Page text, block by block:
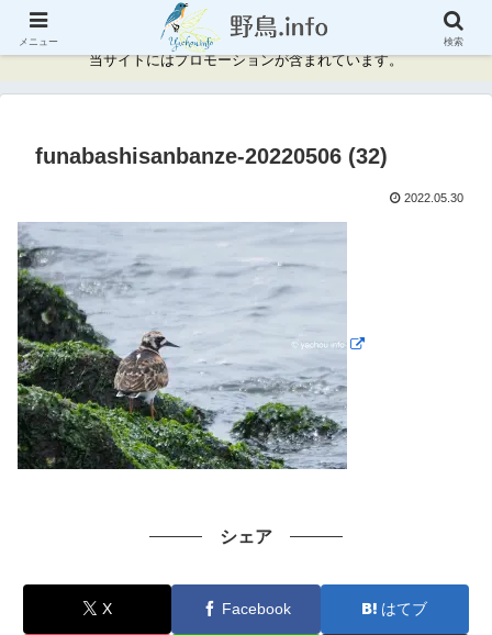
神奈川県周辺の野鳥情報と記録
当サイトにはプロモーションが含まれています。
funabashisanbanze-20220506 (32)
2022.05.30
シェア
X Facebook はてブ
メニュー 検索